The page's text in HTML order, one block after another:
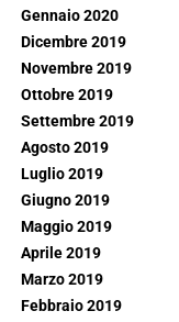
Gennaio 2020
Dicembre 2019
Novembre 2019
Ottobre 2019
Settembre 2019
Agosto 2019
Luglio 2019
Giugno 2019
Maggio 2019
Aprile 2019
Marzo 2019
Febbraio 2019